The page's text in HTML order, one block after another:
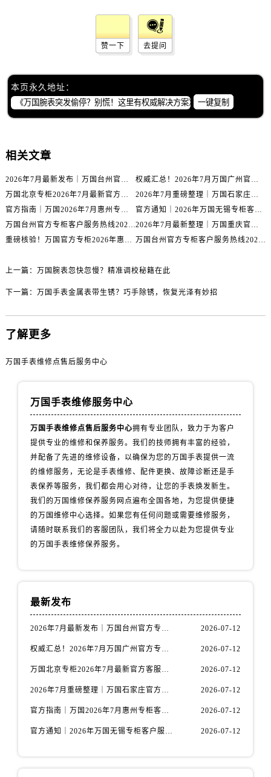
内蒙古自治区通辽市科尔沁区明仁大街万国售后服务中心（需提前预约）
山西省晋城市城区黄华街万国售后服务中心（需提前预约）
山西省晋中市榆次区顺城街万国售后服务中心（需提前预约）
山西省临汾市尧都区解放路万国售后服务中心（需提前预约）
山西省吕梁市离石区永宁中路与建设街交叉口万国售后服务中心（需提前预约）
山西省朔州市朔城区怡西路与鄯阳西街交汇处万国售后服务中心（需提前预约）
安徽省芜湖市镜湖区中山路步行街万国售后服务中心（需提前预约）
江苏省常州市新北区龙锦路1590号现代传媒中心5号楼10层1008室万国售后服务中心（需提前预约）
赞一下 去提问
本页永久地址：
一键复制
相关文章
2026年7月最新发布｜万国台州官方专柜客户服务热线与专柜信息攻略
权威汇总！2026年7月万国广州官方专柜客户服务电话及门店名录
万国北京专柜2026年7月最新官方客服热线｜门店信息及服务攻略发布
2026年7月重磅整理｜万国石家庄官方专柜服务电话&客户服务中心公告
官方指南｜万国2026年7月惠州专柜客户服务热线与门店信息全攻略
官方通知｜2026年万国无锡专柜客户服务热线全新升级（附7月最新专柜信息汇总）
万国台州官方专柜客户服务热线2026年7月最新公告｜专柜信息权威核验
2026年7月最新整理｜万国重庆官方专柜名录+客服电话，门店信息大公开
重磅核验！万国官方专柜2026年惠州客户服务热线与门店信息（7月最新）
万国台州官方专柜客户服务热线2026年7月最新通告｜专柜信息权威发布
上一篇： 万国腕表忽快忽慢？精准调校秘籍在此
下一篇： 万国手表金属表带生锈？巧手除锈，恢复光泽有妙招
了解更多
万国手表维修点售后服务中心
万国手表维修服务中心
万国手表维修点售后服务中心拥有专业团队，致力于为客户
提供专业的维修和保养服务。我们的技师拥有丰富的经验，
并配备了先进的维修设备，以确保为您的万国手表提供一流
的维修服务，无论是手表维修、配件更换、故障诊断还是手
表保养等服务，我们都会用心对待，让您的手表焕发新生。
我们的万国维修保养服务网点遍布全国各地，为您提供便捷
的万国维修中心选择。如果您有任何问题或需要维修服务，
请随时联系我们的客服团队，我们将全力以赴为您提供专业
的万国手表维修保养服务。
最新发布
2026年7月最新发布｜万国台州官方专柜客户服务热线与专柜信息攻略 2026-07-12
权威汇总！2026年7月万国广州官方专柜客户服务电话及门店名录 2026-07-12
万国北京专柜2026年7月最新官方客服热线｜门店信息及服务攻略发布 2026-07-12
2026年7月重磅整理｜万国石家庄官方专柜服务电话&客户服务中心公告 2026-07-12
官方指南｜万国2026年7月惠州专柜客户服务热线与门店信息全攻略 2026-07-12
官方通知｜2026年万国无锡专柜客户服务热线全新升级（附7月最新专柜信息汇总） 2026-07-12